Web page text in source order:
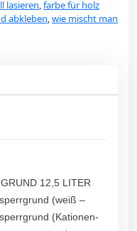
lasieren,farbe für holz
abkleben,wie mischt man
12,5 LITER
(weiß –
(Kationen-